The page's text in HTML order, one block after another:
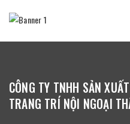
CÔNG TY TNHH SẢN
TRANG TRÍ NỘI NGOẠI